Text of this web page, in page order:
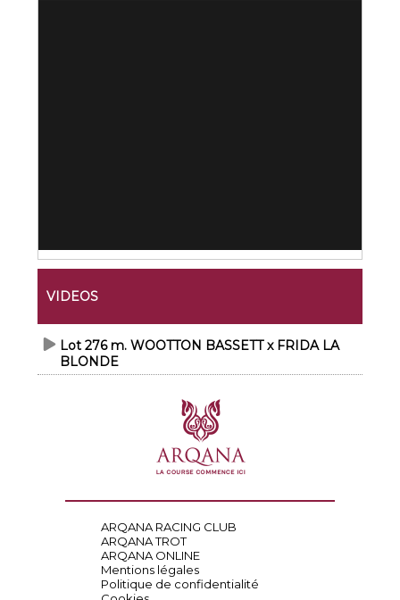
VIDEOS
Lot 276 m. WOOTTON BASSETT x FRIDA LA
BLONDE
ARQANA RACING CLUB
ARQANA TROT
ARQANA ONLINE
Mentions légales
Politique de confidentialité